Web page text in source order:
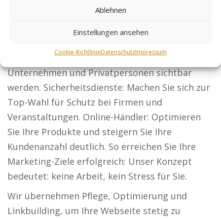
Ablehnen
Einstellungen ansehen
Cookie-RichtlinieDatenschutzImpressum
deutschlandweit. Architekten: Präsentieren Sie
Steuerberater: Lassen Sie Ihre Services für
Unternehmen und Privatpersonen sichtbar
werden. Sicherheitsdienste: Machen Sie sich zur
Top-Wahl für Schutz bei Firmen und
Veranstaltungen. Online-Händler: Optimieren
Sie Ihre Produkte und steigern Sie Ihre
Kundenanzahl deutlich. So erreichen Sie Ihre
Marketing-Ziele erfolgreich: Unser Konzept
bedeutet: keine Arbeit, kein Stress für Sie.
Wir übernehmen Pflege, Optimierung und
Linkbuilding, um Ihre Webseite stetig zu